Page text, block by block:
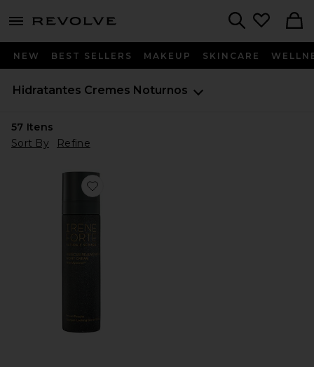
menu - shows more content
NEW BEST SELLERS MAKEUP SKINCARE
Hidratantes Cremes Noturnos
57 Itens
Sort By
Refine
Favorite Hibiscus Night Cream With Myoxinol